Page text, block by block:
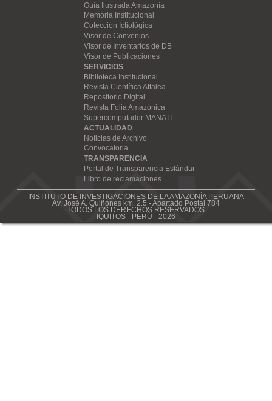
Guía Ilustrada Amazonía
Memoria Institucional
Colección Ictiológica
Visor de Convenios
Visor de Inventarios de DB
Visor de Publicaciones
SERVICIOS
Biblioteca Institucional
Revista Científica Attalea
Repositorio Digital
Revista Folia Amazónica
Supercomputador MANATI
ACTUALIDAD
Noticias de Archivo
Convocatoria
TRANSPARENCIA
Portal de Transparencia Estándar
Libro de reclamaciones
INSTITUTO DE INVESTIGACIONES DE LA AMAZONÍA PERUANA
Av. José A. Quiñones km. 2.5 - Apartado Postal 784
TODOS LOS DERECHOS RESERVADOS
IQUITOS - PERÚ - 2026